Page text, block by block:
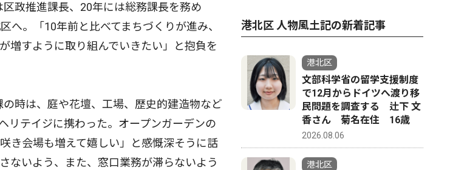
政推進課長、20年には総務課長を務め
へ。「10年前と比べてまちづくりが進み、
増すように取り組んでいきたい」と抱負を
時は、庭や花壇、工場、歴史的建造物など
リテイジに携わった。オープンガーデンの
き会場も増えて嬉しい」と感慨深そうに話
ないよう、また、窓口業務が滞らないよう
港北区 人物風土記の新着記事
港北区
文部科学省の留学支援制度
で12月からドイツへ渡り移
民問題を調査する 辻下 文
香さん 菊名在住 16歳
2026.08.06
港北区